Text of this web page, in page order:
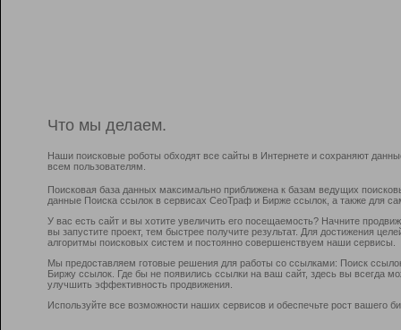
Что мы делаем.
Наши поисковые роботы обходят все сайты в Интернете и сохраняют
всем пользователям.
Поисковая база данных максимально приближена к базам ведущих
данные Поиска ссылок в сервисах СеоТраф и Бирже ссылок, а также для
У вас есть сайт и вы хотите увеличить его посещаемость? Начните
вы запустите проект, тем быстрее получите результат. Для достижения
алгоритмы поисковых систем и постоянно совершенствуем наши сервисы.
Мы предоставляем готовые решения для работы со ссылками: Поиск
Биржу ссылок. Где бы не появились ссылки на ваш сайт, здесь вы всегда
улучшить эффективность продвижения.
Используйте все возможности наших сервисов и обеспечьте рост вашего